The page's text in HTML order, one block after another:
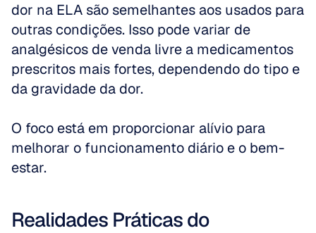
dor na ELA são semelhantes aos usados para
outras condições. Isso pode variar de
analgésicos de venda livre a medicamentos
prescritos mais fortes, dependendo do tipo e
da gravidade da dor.
O foco está em proporcionar alívio para
melhorar o funcionamento diário e o bem-
estar.
Realidades Práticas do